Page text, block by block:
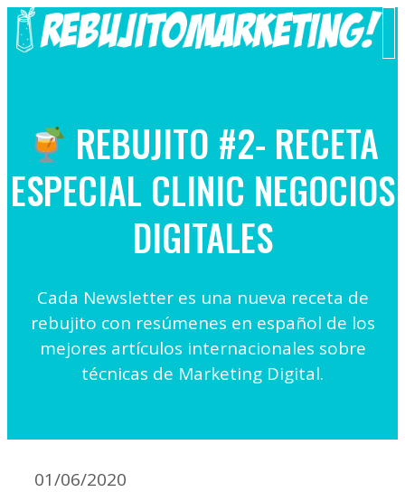
Saltar
al
REBUJITO #2- RECETA
ESPECIAL CLINIC NEGOCIOS
DIGITALES
Cada Newsletter es una nueva receta de
rebujito con resúmenes en español de los
mejores artículos internacionales sobre
técnicas de Marketing Digital.
01/06/2020